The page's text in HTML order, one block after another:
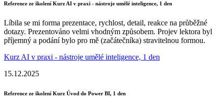
Reference ze školení Kurz AI v praxi - nástroje umělé inteligence, 1 den
Líbila se mi forma prezentace, rychlost, detail, reakce na průběžné
dotazy. Prezentováno velmi vhodným způsobem. Projev lektora byl
příjemný a podání bylo pro mě (začátečníka) stravitelnou formou.
Kurz AI v praxi - nástroje umělé inteligence, 1 den
15.12.2025
Reference ze školení Kurz Úvod do Power BI, 1 den